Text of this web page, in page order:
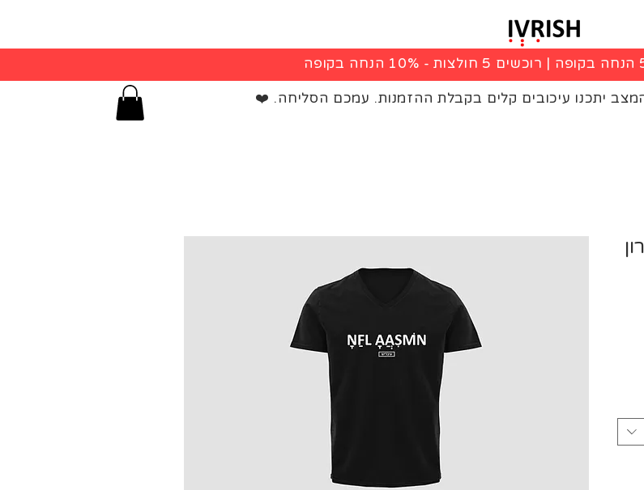
| רוכשים 5 חולצות - 10% הנחה בקופה
יתכנו עיכובים קלים בקבלת ההזמנות. עמכם הסליחה. ❤️